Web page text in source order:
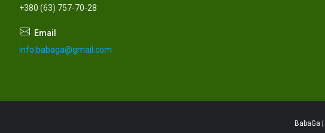
+380 (63) 757-70-28
info.babaga@gmail.com
BabaGa |